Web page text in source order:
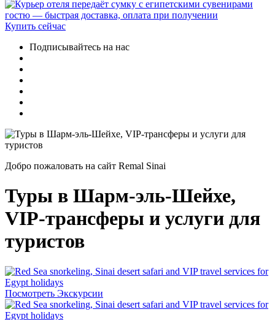
Купить сейчас
Подписывайтесь на нас
Добро пожаловать на сайт Remal Sinai
Туры в Шарм-эль-Шейхе,
VIP-трансферы и услуги для
туристов
Посмотреть Экскурсии